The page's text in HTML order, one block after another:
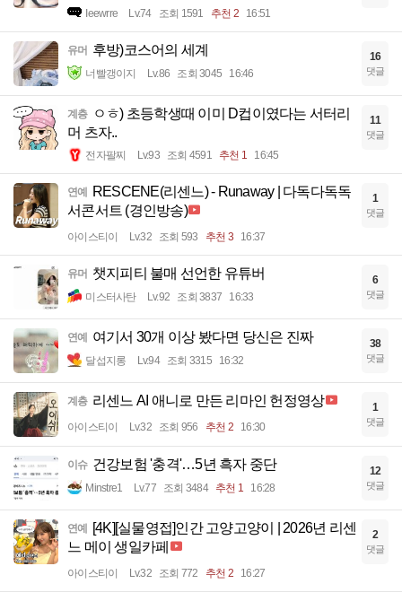
Ieewrre Lv.74 조회 1591 추천 2 16:51
유머 후방)코스어의 세계
너빨갱이지 Lv.86 조회 3045 16:46
16
댓글
계층
ㅇㅎ) 초등학생때 이미 D컵이였다는 서터리
머 츠자..
전자팔찌 Lv.93 조회 4591 추천 1 16:45
11
댓글
연예
RESCENE(리센느) - Runaway | 다독다독독
서콘서트 (경인방송)
아이스티이 Lv.32 조회 593 추천 3 16:37
1
댓글
유머 챗지피티 불매 선언한 유튜버
미스터사탄 Lv.92 조회 3837 16:33
6
댓글
연예 여기서 30개 이상 봤다면 당신은 진짜
달섭지롱 Lv.94 조회 3315 16:32
38
댓글
계층 리센느 AI 애니로 만든 리마인 헌정영상
아이스티이 Lv.32 조회 956 추천 2 16:30
1
댓글
이슈 건강보험 '충격'…5년 흑자 중단
Minstre1 Lv.77 조회 3484 추천 1 16:28
12
댓글
연예
[4K][실물영접]인간 고양고양이 | 2026년 리센
느 메이 생일카페
아이스티이 Lv.32 조회 772 추천 2 16:27
2
댓글